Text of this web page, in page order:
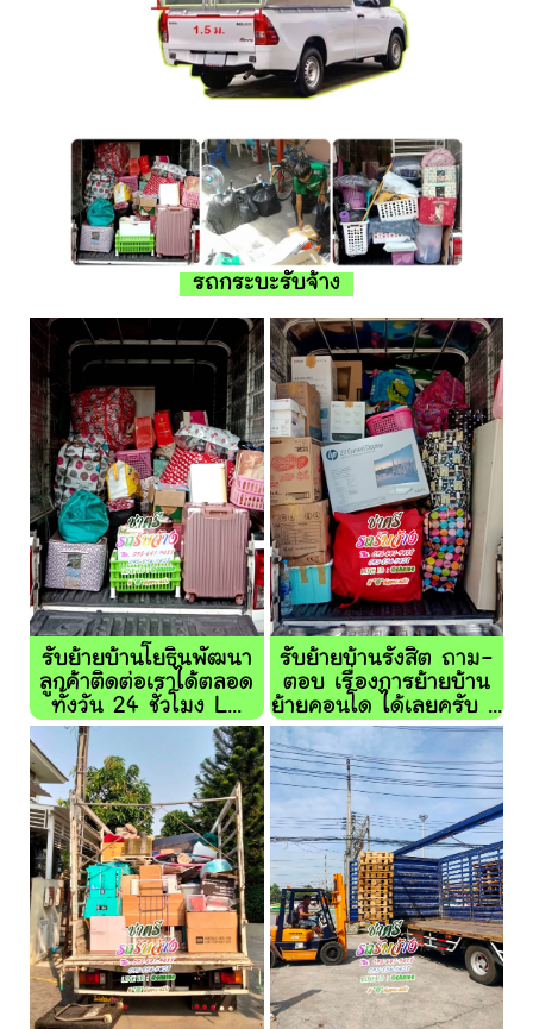
รถกระบะรับจ้าง
รับย้ายบ้านโยธินพัฒนา
ลูกค้าติดต่อเราได้ตลอด
ทั้งวัน 24 ชั่วโมง L...
รับย้ายบ้านรังสิต ถาม-
ตอบ เรื่องการย้ายบ้าน
ย้ายคอนโด ได้เลยครับ ...